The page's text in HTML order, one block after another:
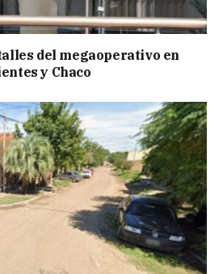
del megaoperativo en
y Chaco